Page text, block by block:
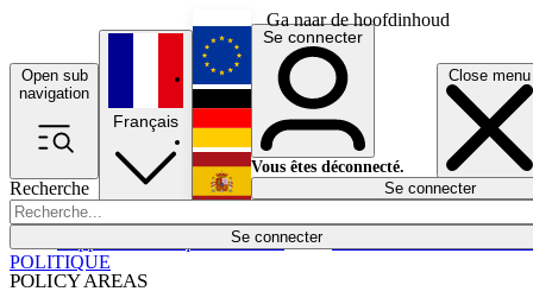
Ga naar de hoofdinhoud
Open sub
navigation
Close menu
Recherche
Se connecter
POLICY AREAS
Économie
Français
English
Deutsch
Español
Se connecter
Vous êtes déconnecté.
Se connecter
POLITIQUE